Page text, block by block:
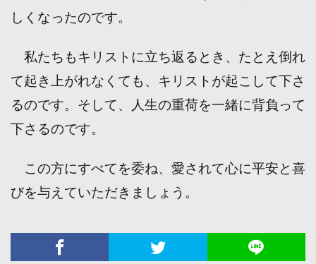
しくなったのです。
私たちもキリストに立ち返るとき、たとえ倒れ
て起き上がれなくても、キリストが起こして下さ
るのです。そして、人生の重荷を一緒に背負って
下さるのです。
この方にすべてを委ね、愛されて心に平安と喜
びを与えていただきましょう。